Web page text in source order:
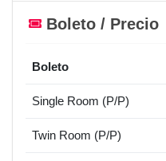
Boleto / Precio
Boleto
Single Room (P/P)
Twin Room (P/P)